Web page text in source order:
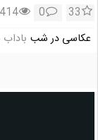
33
0
عکاسی در شب